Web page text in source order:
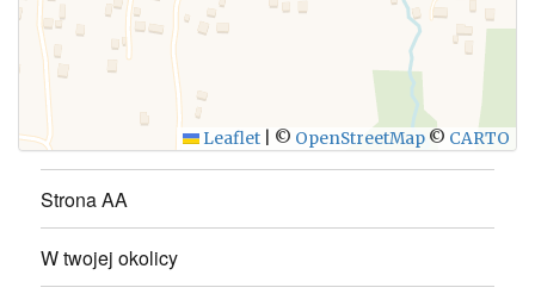
Leaflet © OpenStreetMap © CARTO
Strona AA
W twojej okolicy